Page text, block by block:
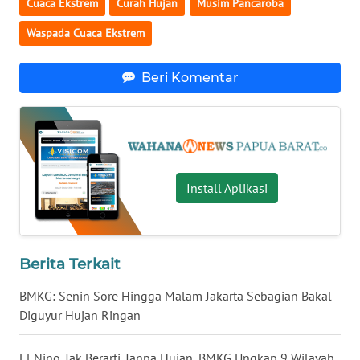
Cuaca Ekstrem Curah Hujan Musim Pancaroba
Waspada Cuaca Ekstrem
Beri Komentar
Install Aplikasi
Berita Terkait
BMKG: Senin Sore Hingga Malam Jakarta Sebagian Bakal
Diguyur Hujan Ringan
WN
KALTARA
KALSEL
WN
KALTIM
WN
SULSEL
WN
WN